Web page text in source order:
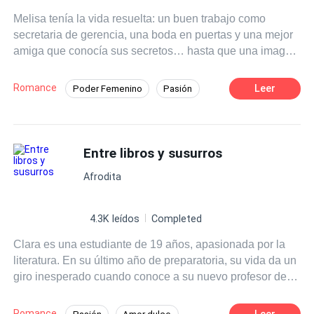
Melisa tenía la vida resuelta: un buen trabajo como
secretaria de gerencia, una boda en puertas y una mejor
amiga que conocía sus secretos… hasta que una imagen
Traicionada por los dos pilares más importantes de su
vida, huye esa misma noche y termina en la cama de un
desaparecer antes de que él descubra quién es, Melisa
inicia un juego de huidas, secretos y verdades a
medias… pero el destino tiene otros planes. Romance,
una historia donde nadie es quien parece ser, y donde el
amor más inesperado podría ser el más real.
Romance Poder Femenino Pasión
Aventura de Una Noche
Leer
Entre libros y susurros
Afrodita
4.3K leídos Completed
Clara es una estudiante de 19 años, apasionada por la
literatura. En su último año de preparatoria, su vida da un
giro inesperado cuando conoce a su nuevo profesor de
talentoso que despierta en ella una admiración profunda.